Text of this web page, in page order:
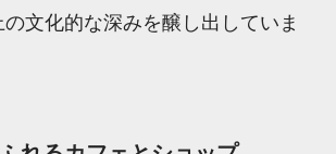
文化的な深みを醸し出していま